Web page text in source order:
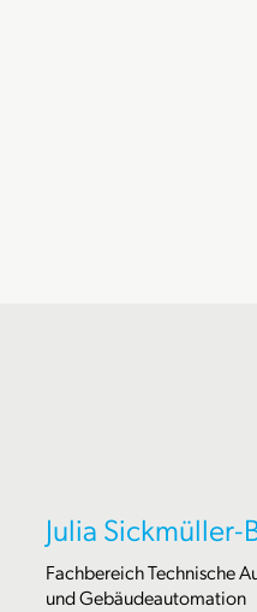
Julia Sickmüller-
Fachbereich Technische
und Gebäudeautomation